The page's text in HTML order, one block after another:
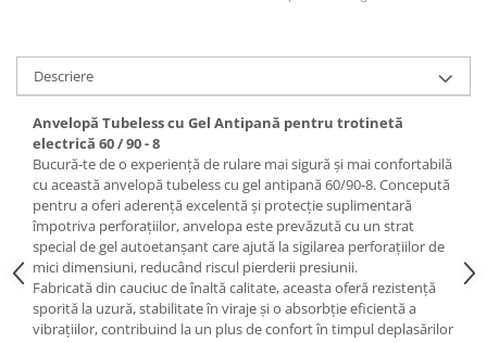
Cu 4 Roti
Fara Permis
25 km/h
45 km/h
50 km/h
Chopper
Harley
⬇ MARCI
➔ Geeli
Descriere
Anvelopă Tubeless cu Gel Antipană pentru trotinetă
electrică 60 / 90 - 8
Bucură-te de o experiență de rulare mai sigură și mai confortabilă
cu această anvelopă tubeless cu gel antipană 60/90-8. Concepută
pentru a oferi aderență excelentă și protecție suplimentară
împotriva perforațiilor, anvelopa este prevăzută cu un strat
special de gel autoetanșant care ajută la sigilarea perforațiilor de
mici dimensiuni, reducând riscul pierderii presiunii.
Fabricată din cauciuc de înaltă calitate, aceasta oferă rezistență
sporită la uzură, stabilitate în viraje și o absorbție eficientă a
vibrațiilor, contribuind la un plus de confort în timpul deplasărilor